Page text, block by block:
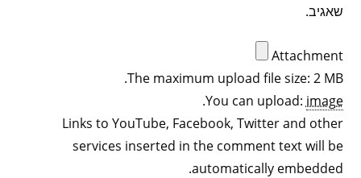
שאגיב.
Attachment
The maximum upload file size: 2 MB.
You can upload: image
.
Links to YouTube, Facebook, Twitter and other
services inserted in the comment text will be
automatically embedded.